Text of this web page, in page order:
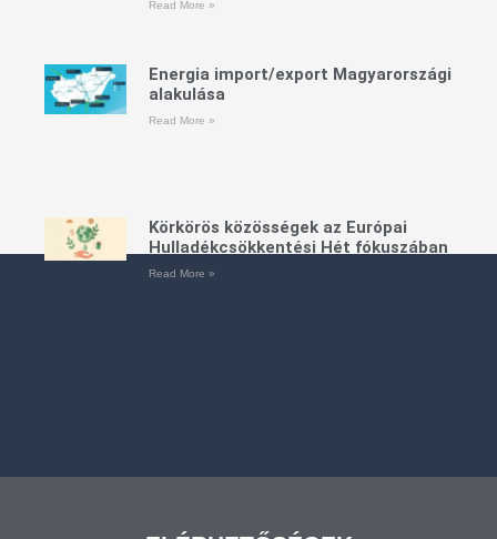
Read More »
Energia import/export Magyarországi
alakulása
Read More »
Körkörös közösségek az Európai
Hulladékcsökkentési Hét fókuszában
Read More »